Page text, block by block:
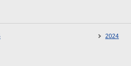
2024